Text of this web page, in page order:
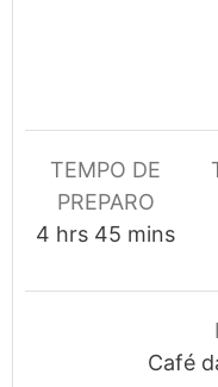
TEMPO DE
PREPARO
4 hours
hrs 45 minutes
mins
Café